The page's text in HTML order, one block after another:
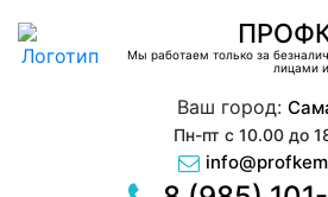
Мы работаем только за
лицами
Ваш город:
Пн-пт с 10.00 до